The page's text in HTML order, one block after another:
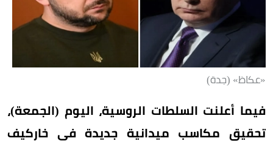
«عكاظ» (جدة)
فيما أعلنت السلطات الروسية، اليوم (الجمعة)،
تحقيق مكاسب ميدانية جديدة في خاركيف